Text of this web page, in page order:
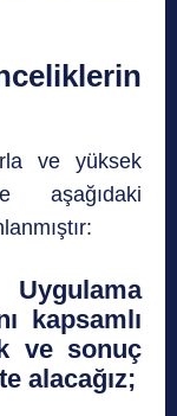
ve yüksek
aşağıdaki
kapsamlı
ve sonuç
alacağız;